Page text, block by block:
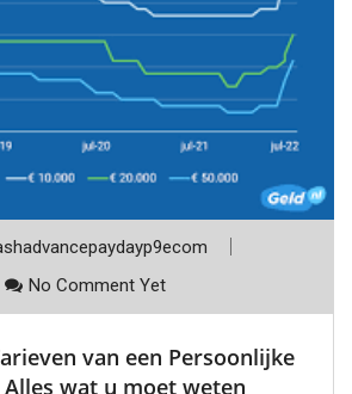
No Comment Yet
van een Persoonlijke
Alles wat u moet weten